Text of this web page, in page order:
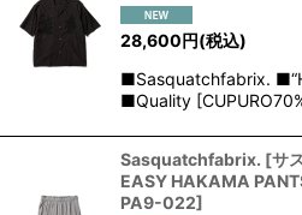
28,600 円(税込)
■Sasquatchfabrix.
■Quality
Sasquatchfabrix. [サ
EASY HAKAMA
PA9-022]